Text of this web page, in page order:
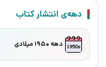
دهه‌ی انتشار کتاب
دهه 1950 میلادی